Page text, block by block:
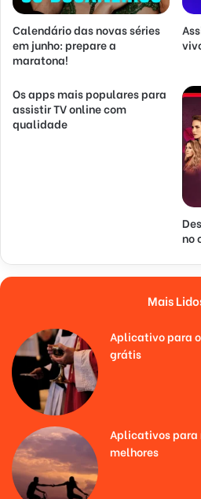
Calendário das novas séries
em junho: prepare a
maratona!
Os apps mais populares para
assistir TV online com
qualidade
no
Mais
Aplicativo para
grátis
Aplicativos para
melhores